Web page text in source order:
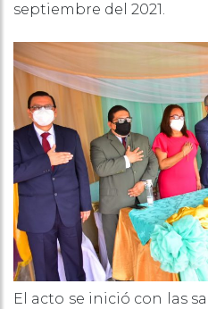
septiembre del 2021.
El acto se inició con las